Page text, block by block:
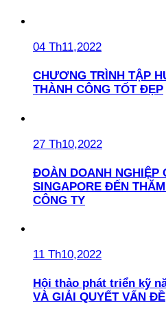
04 Th11,2022
CHƯƠNG TRÌNH TẬP
THÀNH CÔNG TỐT ĐẸP
27 Th10,2022
ĐOÀN DOANH NGHIỆP
SINGAPORE ĐẾN
CÔNG TY
11 Th10,2022
Hội thảo phát triển kỹ
VÀ GIẢI QUYẾT VẤN ĐỀ